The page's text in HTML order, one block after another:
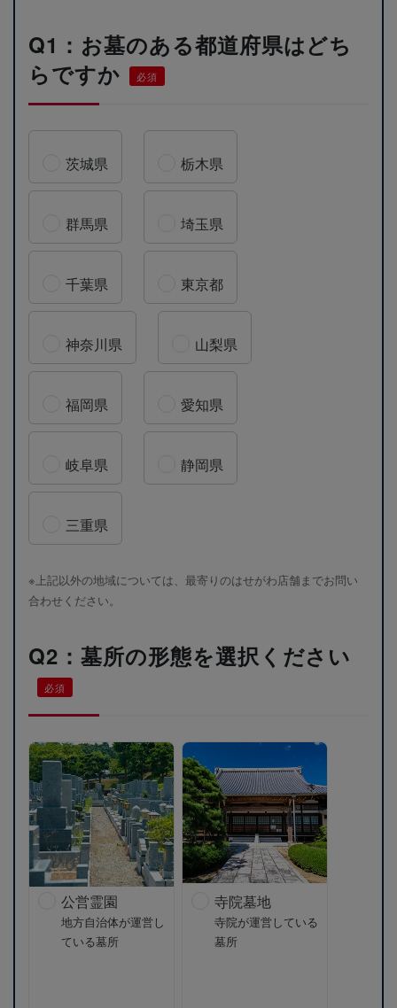
Q1：お墓のある都道府県はどち
らですか
必須
茨城県 栃木県
群馬県 埼玉県
千葉県 東京都
神奈川県 山梨県
福岡県 愛知県
岐阜県 静岡県
三重県
※上記以外の地域については、最寄りのはせがわ店舗までお問い
合わせください。
Q2：墓所の形態を選択ください
必須
公営霊園
地方自治体が運営し
ている墓所
寺院墓地
寺院が運営している
墓所